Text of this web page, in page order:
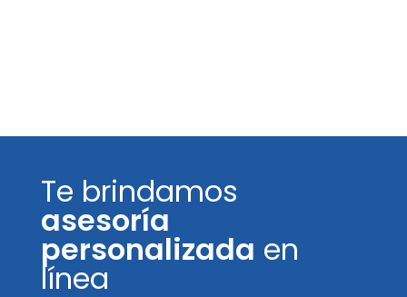
Te brindamos
asesoría
personalizada en
línea